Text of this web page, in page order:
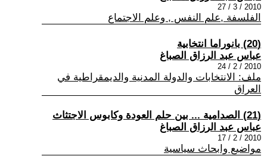
2010 / 3 / 27
الفلسفة ,علم النفس , وعلم الاجتماع
(20) بانوراما انتخابية
عباس عبد الرزاق الصباغ
2010 / 2 / 24
ملف: الانتخابات والدولة المدنية والديمقراطية في
العراق
(21) الصدامية ... بين حلم العودة وكابوس الاجتثاث
عباس عبد الرزاق الصباغ
2010 / 2 / 17
مواضيع وابحاث سياسية